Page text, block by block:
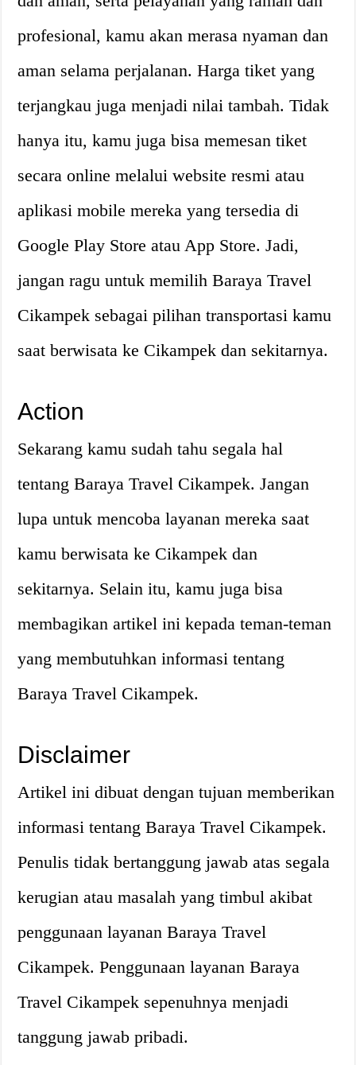
profesional, kamu akan merasa nyaman dan
aman selama perjalanan. Harga tiket yang
terjangkau juga menjadi nilai tambah. Tidak
hanya itu, kamu juga bisa memesan tiket
secara online melalui website resmi atau
aplikasi mobile mereka yang tersedia di
Google Play Store atau App Store. Jadi,
jangan ragu untuk memilih Baraya Travel
Cikampek sebagai pilihan transportasi kamu
saat berwisata ke Cikampek dan sekitarnya.
Action
Sekarang kamu sudah tahu segala hal
tentang Baraya Travel Cikampek. Jangan
lupa untuk mencoba layanan mereka saat
kamu berwisata ke Cikampek dan
sekitarnya. Selain itu, kamu juga bisa
membagikan artikel ini kepada teman-teman
yang membutuhkan informasi tentang
Baraya Travel Cikampek.
Disclaimer
Artikel ini dibuat dengan tujuan memberikan
informasi tentang Baraya Travel Cikampek.
Penulis tidak bertanggung jawab atas segala
kerugian atau masalah yang timbul akibat
penggunaan layanan Baraya Travel
Cikampek. Penggunaan layanan Baraya
Travel Cikampek sepenuhnya menjadi
tanggung jawab pribadi.